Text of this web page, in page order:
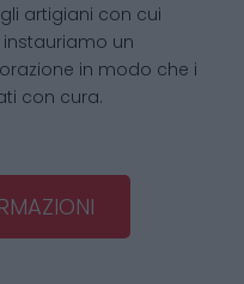
artigiani con cui
un
in modo che i
con cura.